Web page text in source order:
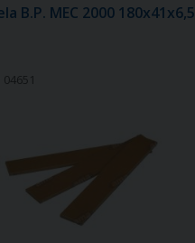
B.P. MEC 2000 180x41x6,5